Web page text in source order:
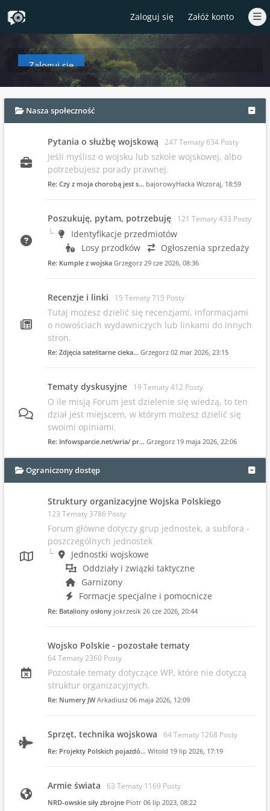
Zaloguj się Załóż konto
Zaloguj się
aby zobaczyć w tym miejscu podsumowanie najnowszych wpisów od
Nasza społeczność
Pytania o służbę wojskową 247 Tematy 634 Posty
Jeśli myślisz o wojsku lub szkole wojskowej, albo
potrzebujesz porady prawnej.
Re: Czy z moja chorobą jest s… bajorowyHacka Wczoraj, 18:59
Poszukuję, pytam, potrzebuję 121 Tematy 433 Posty
Identyfikacje przedmiotów
Losy przodków
Ogłoszenia sprzedaży
Re: Kumple z wojska Grzegorz 29 cze 2026, 08:36
Recenzje i linki 15 Tematy 715 Posty
Tutaj możesz dzielić się recenzjami, informacjami
o nowościach wydawniczych lub linkami do innych
stron.
Re: Zdjęcia satelitarne cieka… Grzegorz 02 mar 2026, 23:15
Tematy dyskusyjne 19 Tematy 412 Posty
O ile misją Forum jest dzielenie się wiedzą, to ten
dział jest miejscem, w którym możesz dzielić się
swoimi opiniami.
Re: Infowsparcie.net/wria/ pr… Grzegorz 19 maja 2026, 22:06
Ograniczony dostęp
Struktury organizacyjne Wojska Polskiego
123 Tematy 3786 Posty
Forum główne dotyczy grup jednostek, a subfora -
poszczególnych jednostek
Jednostki wojskowe
Oddziały i związki taktyczne
Garnizony
Formacje specjalne i pomocnicze
Re: Bataliony osłony jokrzesik 26 cze 2026, 20:44
Wojsko Polskie - pozostałe tematy
64 Tematy 2360 Posty
Pozostałe tematy dotyczące WP, które nie dotyczą
struktur organizacyjnych.
Re: Numery JW Arkadiusz 06 maja 2026, 12:09
Sprzęt, technika wojskowa 64 Tematy 1268 Posty
Re: Projekty Polskich pojazdó… Witold 19 lip 2026, 17:19
Armie świata 63 Tematy 1169 Posty
NRD-owskie siły zbrojne Piotr 06 lip 2023, 08:22